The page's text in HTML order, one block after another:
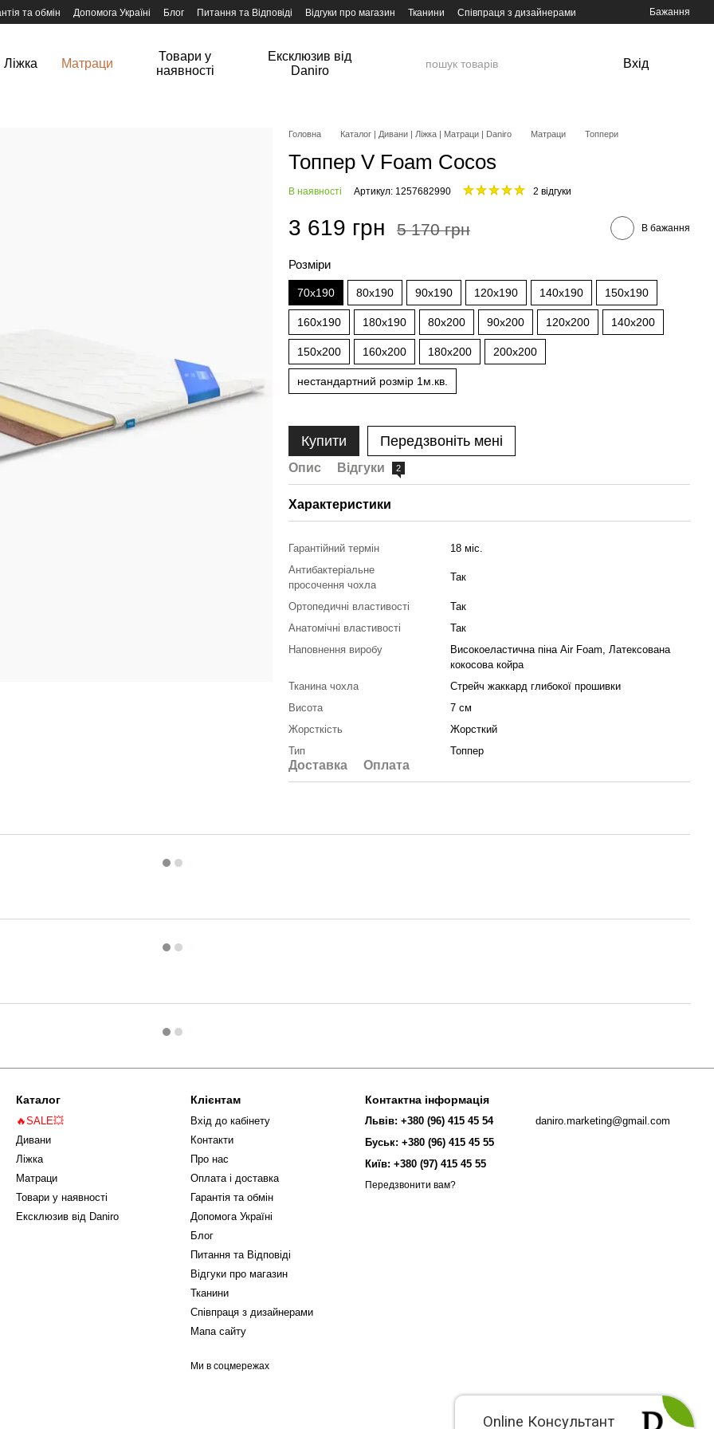
та обмін Допомога Україні Блог Питання та Відповіді Відгуки про магазин Тканини Співпраця з дизайнерами Бажання
Ліжка Матраци
Товари у
наявності
Ексклюзив від
Daniro
Вхід
Головна Каталог | Дивани | Ліжка | Матраци | Daniro Матраци Топпери
Топпер V Foam Cocos
В наявності Артикул: 1257682990 2 відгуки
3 619 грн 5 170 грн В бажання
Розміри
70x190 80x190 90x190 120x190 140x190 150x190
160x190 180x190 80x200 90x200 120x200 140x200
150x200 160x200 180x200 200x200
нестандартний розмір 1м.кв.
Купити Передзвоніть мені
Опис Відгуки 2
Характеристики
Гарантійний термін
18 міс.
Антибактеріальне
просочення чохла
Так
Ортопедичні властивості
Так
Анатомічні властивості
Так
Наповнення виробу
Високоеластична піна Air Foam, Латексована
кокосова койра
Тканина чохла
Стрейч жаккард глибокої прошивки
Висота
7 см
Жорсткість
Жорсткий
Тип
Топпер
Доставка Оплата
Каталог
🔥SALE💥
Дивани
Ліжка
Матраци
Товари у наявності
Ексклюзив від Daniro
Клієнтам
Вхід до кабінету
Контакти
Про нас
Оплата і доставка
Гарантія та обмін
Допомога Україні
Блог
Питання та Відповіді
Відгуки про магазин
Тканини
Співпраця з дизайнерами
Мапа сайту
Ми в соцмережах
Контактна інформація
Львів: +380 (96) 415 45 54
Буськ: +380 (96) 415 45 55
Київ: +380 (97) 415 45 55
Передзвонити вам?
daniro.marketing@gmail.com